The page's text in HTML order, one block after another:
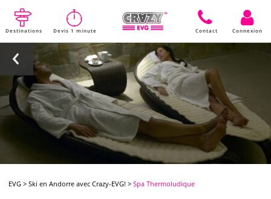
Destinations Devis 1 minute Contact Connexion
EVG >Ski en Andorre avec Crazy-EVG! >Spa Thermoludique